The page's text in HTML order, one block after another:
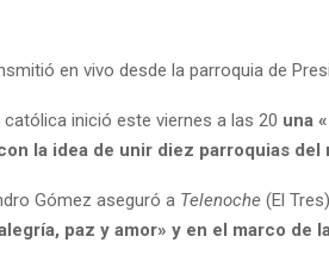
en vivo desde la parroquia de
inició este viernes a las 20 una
la idea de unir diez parroquias del
Gómez aseguró a Telenoche (El
paz y amor» y en el marco de